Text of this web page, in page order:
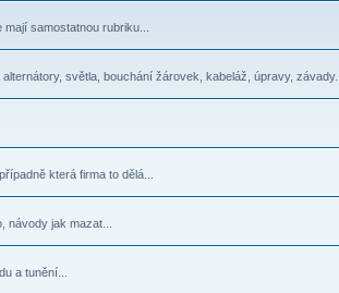
samostatnou rubriku...
světla, bouchání žárovek, kabeláž, úpravy, závady...
která firma to dělá...
návody jak mazat...
a tunění...